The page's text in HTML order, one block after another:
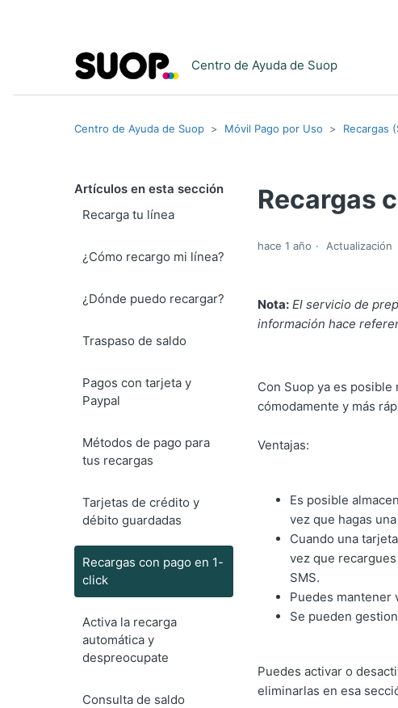
Centro de Ayuda de Suop
Centro de Ayuda de Suop Móvil Pago por Uso Recargas
Artículos en esta sección
Recarga tu línea
¿Cómo recargo mi línea?
¿Dónde puedo recargar?
Traspaso de saldo
Pagos con tarjeta y
Paypal
Métodos de pago para
tus recargas
Tarjetas de crédito y
débito guardadas
Recargas con pago en 1-
click
Activa la recarga
automática y
despreocupate
Consulta de saldo
Recargas
hace 1 año Actualización
Nota: El servicio de
información hace
Con Suop ya es
cómodamente y más
Ventajas:
Es posible
vez que hagas
Cuando una
vez que
SMS.
Puedes mantener
Se pueden
Puedes activar o
eliminarlas en esa